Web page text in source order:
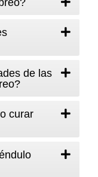
de las
curar